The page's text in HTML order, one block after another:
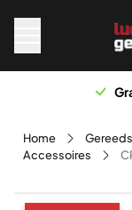
Home
Accessoires